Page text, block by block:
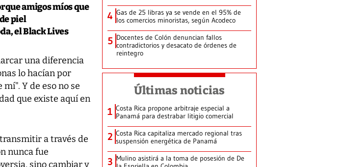
amigos míos que
piel
el Black Lives
una diferencia
lo hacían por
Y de eso no se
que existe aquí en
a través de
nunca fue
sino cambiar y
4 Gas de 25 libras ya se vende en el 95% de
los comercios minoristas, según Acodeco
5 Docentes de Colón denuncian fallos
contradictorios y desacato de órdenes de
reintegro
Últimas noticias
1 Costa Rica propone arbitraje especial a
Panamá para destrabar litigio comercial
2 Costa Rica capitaliza mercado regional tras
suspensión energética de Panamá
3 Mulino asistirá a la toma de posesión de De